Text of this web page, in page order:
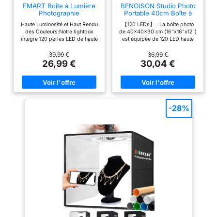
le téléphone et
l'appareil photo et
offre une prise de vue
parfaite sous
n'importe quel angle.
Facile à installer et à
tente de prise de vue
pour photographie
est conçue pour une
utilisation facile, avec
d'installation pratique
et un sac de
transport inclus pour
un transport facile. La
tente est également
légère et peut être
rapidement
démontée, ce qui la
rend parfaite pour
Intensité variable en
continu et haut rendu
: la boîte lumineuse a
un rendu des
couleurs élevé de
95+, un réglage de la
luminosité de 1 % à
100 %, pas de
stroboscope ni de
clignotant. Vous
lumineuses et plus
douces, offrant un
naturel et vif. Bon
effet de collecte de
lumière : le tissu
réfléchissant argenté
interne répartit
uniformément la
EMART Boîte à Lumière
Photographie
Photo Portable
Haute Luminosité et Haut Rendu
des Couleurs:Notre lightbox
intègre 120 perles LED de haute
des couleurs élevé (CRI>95)
avec une plage de gradation de
10%-100%, ce qui en fait la mini
foto box idéale pour la
photographie de produits Prise
de Vue Multi-Angles:Les tente
pour répondre à différents
besoins de prise de vue.Nos
petits objets comme des bijoux,
des accessoires, des jouets et
d'autres objets 6 Fonds Colorés
en PVC：La mini boîte de studio
photo portable avec 6 fonds
colorés amovibles en PVC
(blanc/noir/vert/rouge/orange/b
leu), ce qui vous permet de
changer facilement les couleurs
39,99 €
26,99 €
BENOISON Studio Photo
Portable 40cm Boîte à
Lumière Lightbox
【120 LEDs】 : La boîte photo
de 40×40×30 cm (16"x16"x12")
est équipée de 120 LED haute
réglable de 0 % à 100 %. Elle
offre un éclairage uniforme et
doux, éliminant les ombres et
les reflets gênants, pour
restituer avec précision les
détails et les couleurs du sujet.
Grâce à son design flexible,
cette boîte à lumière permet des
prises de vue sous différents
chaque côté pour obtenir le
cadrage idéal, que ce soit de
face ou en plongée, offrant ainsi
une grande liberté de
composition. 【6 fonds PVC
colorés】 : Pour répondre à
photographiques, la boîte inclut
6 fonds amovibles (blanc, noir,
bleu, rouge, vert et orange).
Choisissez le fond qui mettra le
mieux en valeur votre produit,
36,99 €
30,04 €
-28%